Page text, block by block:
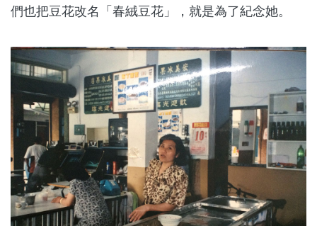
們也把豆花改名「春絨豆花」，就是為了紀念她。